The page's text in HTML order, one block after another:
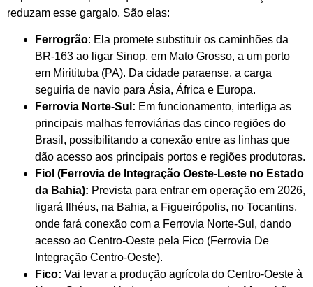
reduzam esse gargalo. São elas:
Ferrogrão: Ela promete substituir os caminhões da
BR-163 ao ligar Sinop, em Mato Grosso, a um porto
em Miritituba (PA). Da cidade paraense, a carga
seguiria de navio para Ásia, África e Europa.
Ferrovia Norte-Sul: Em funcionamento, interliga as
principais malhas ferroviárias das cinco regiões do
Brasil, possibilitando a conexão entre as linhas que
dão acesso aos principais portos e regiões produtoras.
Fiol (Ferrovia de Integração Oeste-Leste no Estado
da Bahia): Prevista para entrar em operação em 2026,
ligará Ilhéus, na Bahia, a Figueirópolis, no Tocantins,
onde fará conexão com a Ferrovia Norte-Sul, dando
acesso ao Centro-Oeste pela Fico (Ferrovia De
Integração Centro-Oeste).
Fico: Vai levar a produção agrícola do Centro-Oeste à